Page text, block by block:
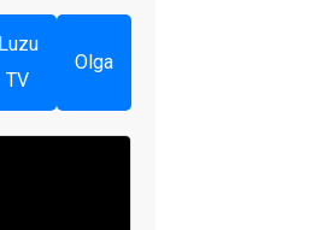
Luzu
TV
Olga